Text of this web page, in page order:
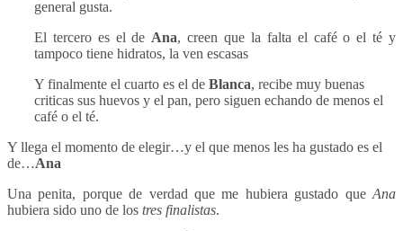
general gusta.
El tercero es el de Ana, creen que la falta el café o el té y
tampoco tiene hidratos, la ven escasas
Y finalmente el cuarto es el de Blanca, recibe muy buenas
criticas sus huevos y el pan, pero siguen echando de menos el
café o el té.
Y llega el momento de elegir…y el que menos les ha gustado es el
de…Ana
Una penita, porque de verdad que me hubiera gustado que Ana
hubiera sido uno de los tres finalistas.